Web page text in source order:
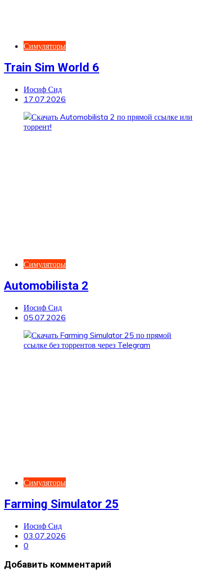
Симуляторы
Train Sim World 6
Иосиф Сид
17.07.2026
Симуляторы
Automobilista 2
Иосиф Сид
05.07.2026
Симуляторы
Farming Simulator 25
Иосиф Сид
03.07.2026
0
Добавить комментарий